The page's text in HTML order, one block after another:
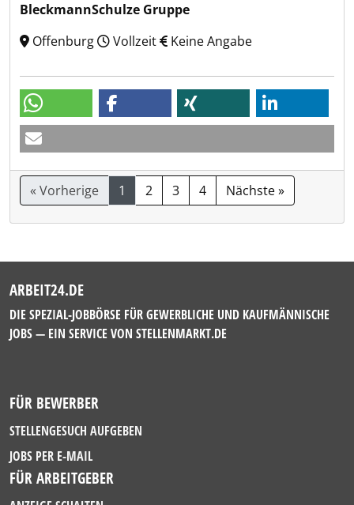
BleckmannSchulze Gruppe
Offenburg
Vollzeit Keine Angabe
« Vorherige 1 2 3 4 Nächste »
ARBEIT24.DE
DIE SPEZIAL-JOBBÖRSE FÜR GEWERBLICHE UND KAUFMÄNNISCHE
JOBS — EIN SERVICE VON STELLENMARKT.DE
FÜR BEWERBER
STELLENGESUCH AUFGEBEN
JOBS PER E-MAIL
FÜR ARBEITGEBER